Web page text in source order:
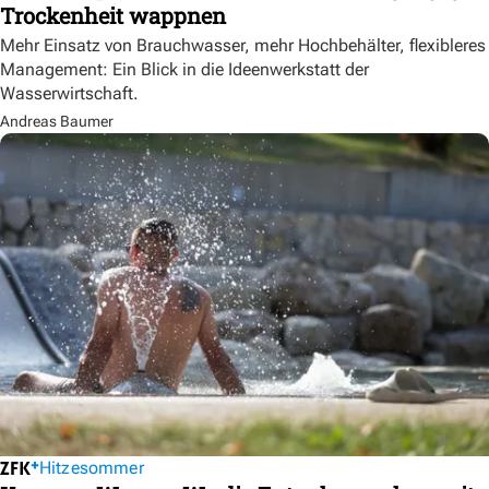
Trockenheit wappnen
Mehr Einsatz von Brauchwasser, mehr Hochbehälter, flexibleres
Management: Ein Blick in die Ideenwerkstatt der
Wasserwirtschaft.
Andreas Baumer
Hitzesommer